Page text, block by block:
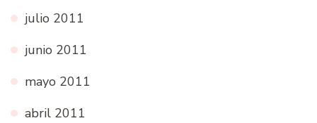
julio 2011
junio 2011
mayo 2011
abril 2011